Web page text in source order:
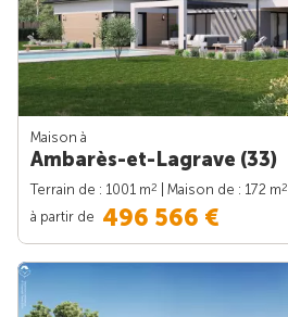
Maison à
Ambarès-et-Lagrave (33)
Terrain de : 1001 m2 | Maison de : 172 m2
à partir de 496 566 €